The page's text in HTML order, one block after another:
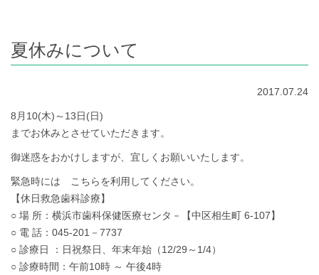
夏休みについて
2017.07.24
8月10(木)～13日(日)
までお休みとさせていただきます。
御迷惑をおかけしますが、宜しくお願いいたします。
緊急時には こちらを利用してください。
【休日救急歯科診療】
○ 場 所：横浜市歯科保健医療センタ－【中区相生町 6-107】
○ 電 話：045-201－7737
○ 診療日 ：日祝祭日、年末年始（12/29～1/4）
○ 診療時間：午前10時 ～ 午後4時